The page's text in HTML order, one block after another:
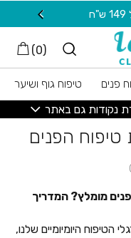
(
0
)
פנים
טיפוח גוף ושיער
נקודות גם באתר
הפנים
מומלץ? המדריך
הטיפוח היומיומיים שלנו,